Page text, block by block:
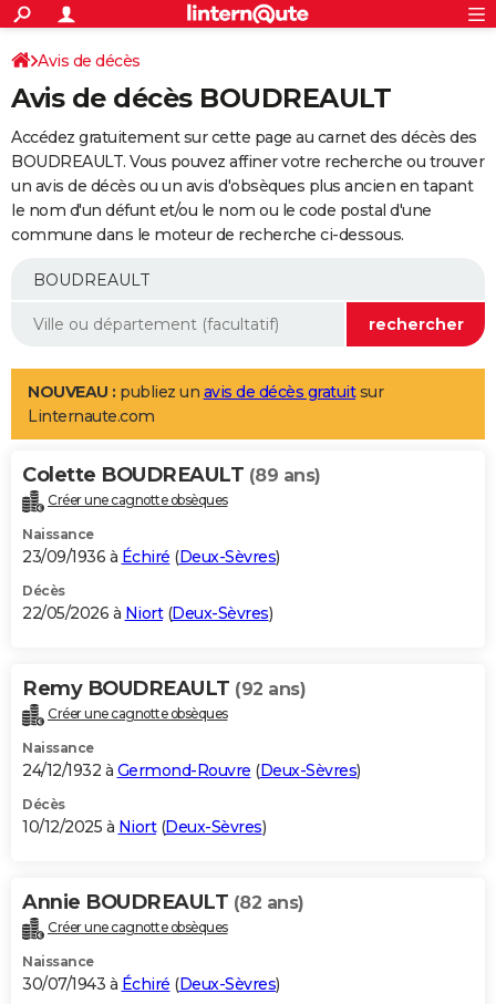
ACTUALITÉS
Politique
Société
Faits Divers
Education
Monde
Villes
+
SPORT
Coupe du monde 2026
Football
Tennis
Cyclisme
Rugby
Forum
Programme TV
TNT
Streaming
Cinéma
Sorties cinéma
Musique
+
FINANCE
Impôts
Immobilier
Risques naturels par ville
Banque
Assurance
Crédit
AUTO
Essais
Réserver un essai
Citadines
Berlines
SUV
Forum auto
+
Mobiles
Meilleur smartphone
Internet
Ordinateurs
Jeux vidéo
Guide high-tech
Aménagement intérieur
LIFESTYLE
Art de vivre
Bien-être
Loisirs
Mode
Modes de vie
Alimentation
Guide de la santé
Maladies
Médicaments
Sommeil
VOYAGE
Destinations
City break
Voyage nature
Voyage de noces
Forum
Climat
+PHOTO
GUIDES D'ACHAT
BONS PLANS
Carte de Noël
Carte Bonne année
Carte Saint-Valentin
Carte Pâques
Carte d'anniversaire
DICTIONNAIRE
Dictionnaire
Biographies
Citations
Expressions
Proverbes
PROGRAMME TV
S'inscrire
Se connecter
Lycées
Collèges
Primaires
Universités
Entreprises
Service militaire
Avis de recherche
AVIS DE DÉCÈS
Bricolage
Lifestyle
Culture
Sport
Auto
Television
Voyage
Cinema
Avis de décès
Avis de décès BOUDREAULT
Accédez gratuitement sur cette page au carnet des décès des
BOUDREAULT. Vous pouvez affiner votre recherche ou trouver
un avis de décès ou un avis d'obsèques plus ancien en tapant
le nom d'un défunt et/ou le nom ou le code postal d'une
commune dans le moteur de recherche ci-dessous.
NOUVEAU : publiez un avis de décès gratuitsur
Linternaute.com
Colette BOUDREAULT (89 ans)
Créer une cagnotte obsèques
Naissance
23/09/1936 à Échiré (Deux-Sèvres)
Décès
22/05/2026 à Niort(Deux-Sèvres)
Remy BOUDREAULT (92 ans)
Créer une cagnotte obsèques
Naissance
24/12/1932 à Germond-Rouvre (Deux-Sèvres)
Décès
10/12/2025 à Niort(Deux-Sèvres)
Annie BOUDREAULT (82 ans)
Créer une cagnotte obsèques
Naissance
30/07/1943 à Échiré (Deux-Sèvres)